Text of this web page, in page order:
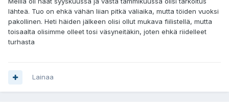
lähteä. Tuo on ehkä vähän liian pitkä väliaika, mutta töiden vuoksi
pakollinen. Heti häiden jälkeen olisi ollut mukava fiilistellä, mutta
toisaalta olisimme olleet tosi väsyneitäkin, joten ehkä riidelleet
turhasta
Lainaa